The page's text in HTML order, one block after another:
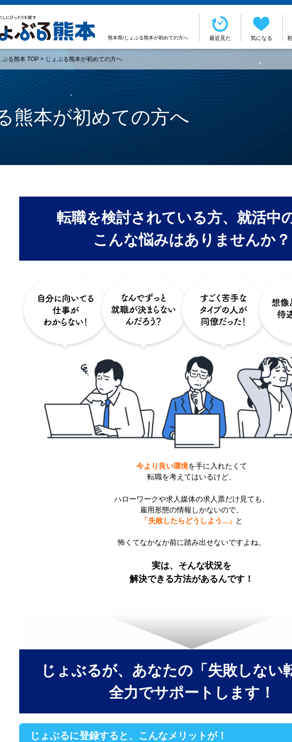
熊本県/じょぶる熊本が初めての方へ 最近見た 気になる
る熊本 TOP > じょぶる熊本が初めての方へ
熊本が初めての方へ
転職を検討されている方、就活中
こんな悩みはありませんか？
今より良い環境を手に入れたくて
転職を考えてはいるけど、
ハローワークや求人媒体の求人票だけ見ても、
雇用形態の情報しかないので、
「失敗したらどうしよう...」 と
怖くてなかなか前に踏み出せないですよね。
実は、そんな状況を
解決できる方法があるんです！
じょぶるが、あなたの「失敗しない
全力でサポートします！
じょぶるに登録すると、こんなメリットが！